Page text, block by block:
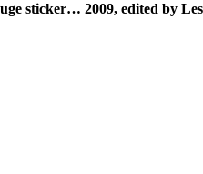
sticker… 2009, edited by